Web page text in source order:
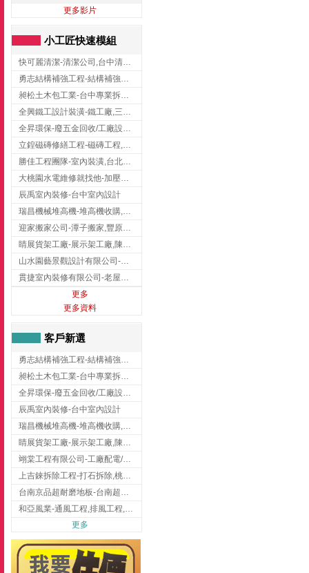
更多影片
小工匠快速模組
快可麗清潔-清潔公司,台中清潔公司,台中居家清潔
勇志結構補強工程-結構補強工程 ,桃園結構補強工程,龍潭結構補強工程
昶松土木包工業-台中專業拆除工程/挖土機出租
全興鐵工設計裝潢-鐵工廠,三峽鐵工廠,台北鐵工廠
全昇環保-廢五金回收/工廠設備收購/機械設備回收/高價收購廠房設備
立鍠磁磚修繕工程-磁磚工程,磁磚修補,新竹磁磚工程
勝佳工程團隊-室內裝潢,台北房屋裝修,三重室內裝修
大桃園水電維修就找他-加壓馬達,抽水馬達,桃園水電行,中壢水電
辰禹室內裝修-台中室內設計
瑞昌機械堆高機-堆高機收購,新北市堆高機,桃園堆高機
迎家搬家公司-潭子搬家,豐原搬家,大雅搬家,大甲搬家,台中推薦搬家,台中搬家
睛展貨架工廠-展示架工廠,陳列架,台中展示架工廠
山水園藝景觀設計有限公司-景觀工程,景觀設計,新竹園藝工程,新竹景觀設計
貫捷室內裝修有限公司-老屋翻新工程,台中老屋翻新工程,台中舊屋翻新
更多
更多資料
客戶新選
勇志結構補強工程-結構補強工程 ,桃園結構補強工程,龍潭結構補強工程
昶松土木包工業-台中專業拆除工程/挖土機出租
全昇環保-廢五金回收/工廠設備收購/機械設備回收/高價收購廠房設備
辰禹室內裝修-台中室內設計
瑞昌機械堆高機-堆高機收購,新北市堆高機,桃園堆高機
睛展貨架工廠-展示架工廠,陳列架,台中展示架工廠
翊棠工程有限公司-工廠配電/高雄消防機電公司
上吉錸拆除工程-打石拆除,桃園打石拆除,桃園拆除工程
台南京品超耐磨地板-台南超耐磨地板
和亞風業-通風工程,排風工程,彰化通風工程,彰化排風工程
更多